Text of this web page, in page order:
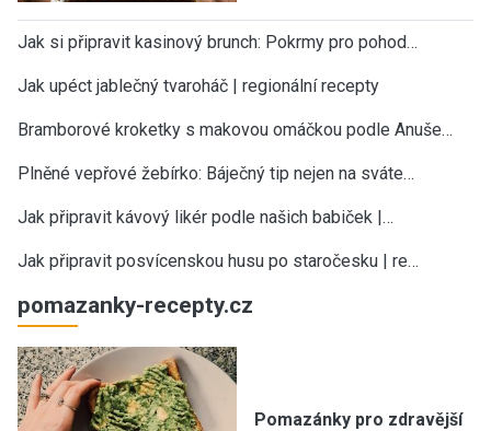
Jak si připravit kasinový brunch: Pokrmy pro pohod…
Jak upéct jablečný tvaroháč | regionální recepty
Bramborové kroketky s makovou omáčkou podle Anuše…
Plněné vepřové žebírko: Báječný tip nejen na sváte…
Jak připravit kávový likér podle našich babiček |…
Jak připravit posvícenskou husu po staročesku | re…
pomazanky-recepty.cz
Pomazánky pro zdravější